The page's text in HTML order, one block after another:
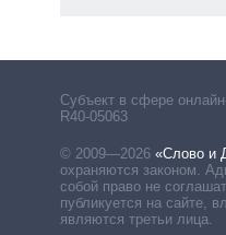
Субъект в сфере
R40-05063
© 2009—2026 «Слово и
охраняются законом.
собой право не
публикуется на сайте,
являются третьи лица.